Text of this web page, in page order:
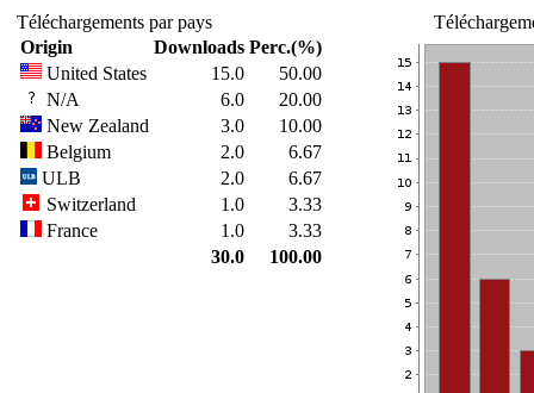
Téléchargements par pays
Origin
Downloads Perc.(%)
United States
15.0
50.00
N/A
6.0
20.00
New Zealand
3.0
10.00
Belgium
2.0
6.67
ULB
2.0
6.67
Switzerland
1.0
3.33
France
1.0
3.33
30.0
100.00